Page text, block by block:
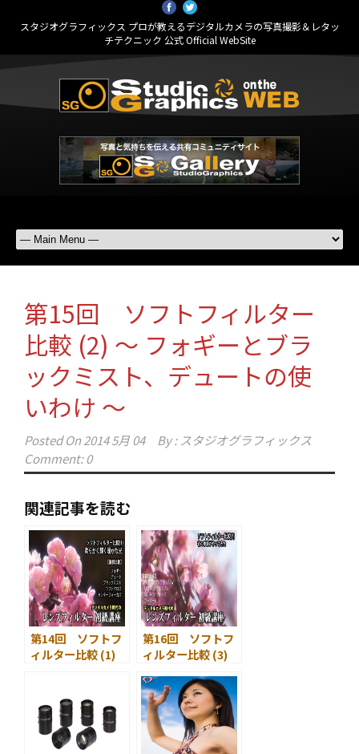
スタジオグラフィックス プロが教えるデジタルカメラの写真撮影＆レタッ
チテクニック 公式 Official WebSite
第15回 ソフトフィルター
比較 (2) ～ フォギーとブラ
ックミスト、デュートの使
いわけ ～
Posted On2014 5月 04 By : スタジオグラフィックス
Comment: 0
関連記事を読む
第14回 ソフトフ
ィルター比較 (1)
スト、ソフトクロ
ス、センターフォ
ーカス ～
第16回 ソフトフ
ィルター比較 (3)
フトンA、プロソ
フトンA、プロソ
フトンB ～